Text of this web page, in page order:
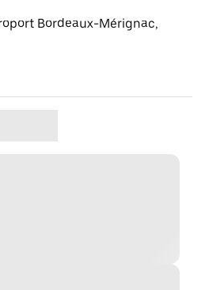
Bordeaux-Mérignac,